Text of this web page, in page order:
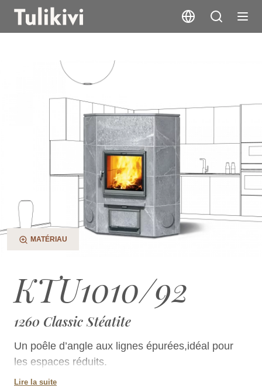
KTU1010/92
MATÉRIAU
KTU1010/92
1260 Classic Stéatite
Un poêle d’angle aux lignes épurées,idéal pour
les espaces réduits.
Lire la suite